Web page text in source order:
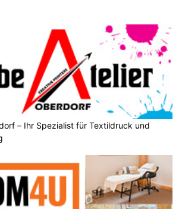
– Ihr Spezialist für Textildruck und